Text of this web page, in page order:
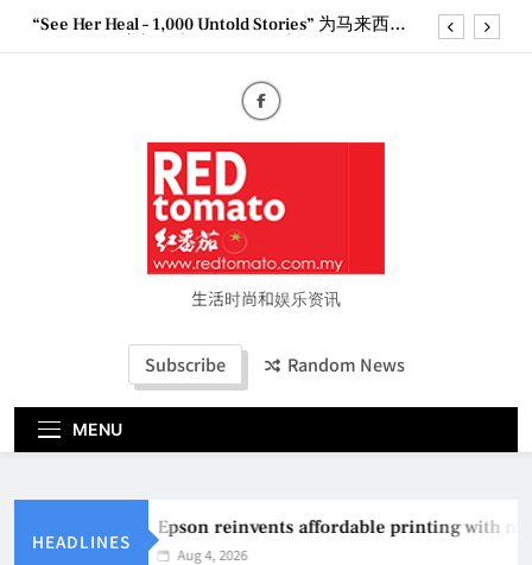
Skip“See Her Heal – 1,000 Untold Stories” 为马来西亚
Epson reinvents affordable printing with next-
generation EcoTank Series
Couture Fashion Week Malaysia 2026– Press
“See Her Heal – 1,000 Untold Stories” 为马来西亚
妈妈提供分享剖腹产复原历程的空间
2026 全国房地产大奖创历史纪录 见证马来西亚房
地产经纪行业蓬勃发展生活时尚和娱乐资讯
Subscribe Random News
MENU
HEADLINES
Epson reinvents affordable printing with
Aug 4, 2026